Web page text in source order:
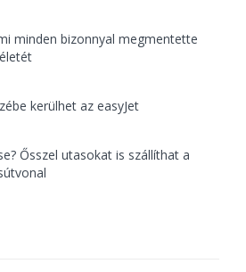
minden bizonnyal megmentette
kerülhet az easyJet
Ősszel utasokat is szállíthat a